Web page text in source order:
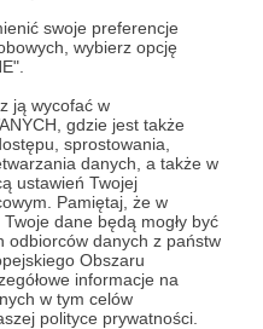
swoje preferencje
wybierz opcję
ją wycofać w
gdzie jest także
sprostowania,
danych, a także w
ustawień Twojej
Pamiętaj, że w
dane będą mogły być
odbiorców danych z państw
Obszaru
informacje na
w tym celów
polityce prywatności.